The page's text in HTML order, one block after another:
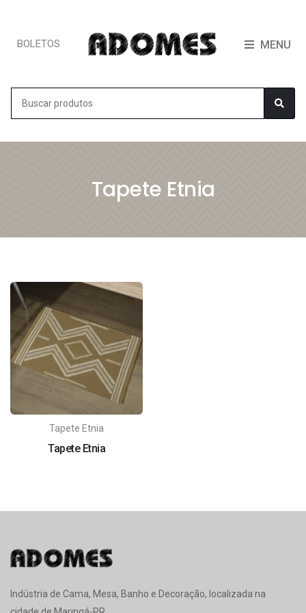
BOLETOS MENU
Tapete Etnia
Tapete Etnia
Tapete Etnia
Indústria de Cama, Mesa, Banho e Decoração, localizada na